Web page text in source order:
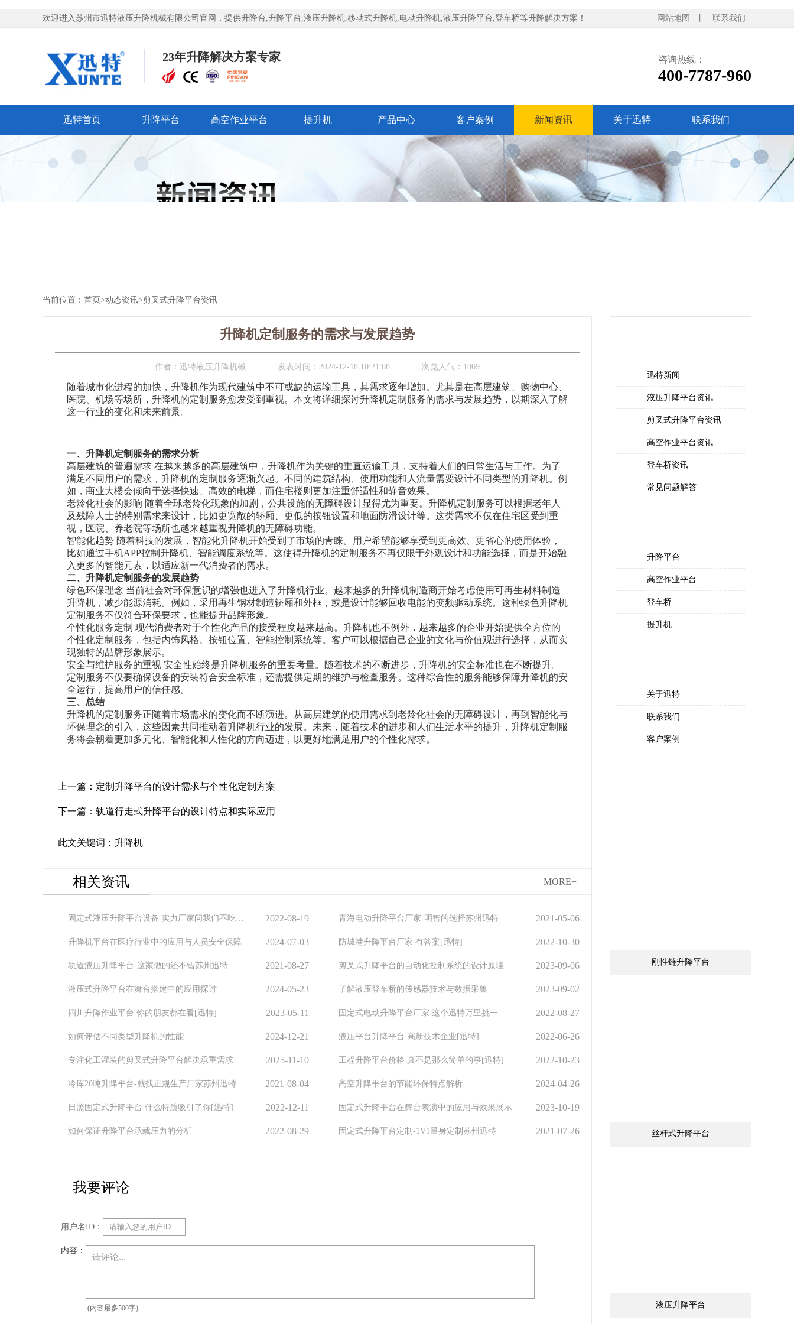
欢迎进入苏州市迅特液压升降机械有限公司官网，提供升降台,升降平台,液压升降机,移动式升降机,电动升降机,液压升降平台,登车桥等升降解决方案！ 网站地图 联系我们
23年升降解决方案专家 咨询热线：
400-7787-960
迅特首页 升降平台 高空作业平台 提升机 产品中心 客户案例 新闻资讯 关于迅特 联系我们
当前位置： 首页>动态资讯>剪叉式升降平台资讯
升降机定制服务的需求与发展趋势
作者： 迅特液压升降机械 发表时间： 2024-12-18 10:21:08 浏览人气： 1069
随着城市化进程的加快，升降机作为现代建筑中不可或缺的运输工具，其需求逐年增加。尤其是在高层建筑、购物中心、
医院、机场等场所，升降机的定制服务愈发受到重视。本文将详细探讨升降机定制服务的需求与发展趋势，以期深入了解
这一行业的变化和未来前景。
一、升降机定制服务的需求分析
高层建筑的普遍需求 在越来越多的高层建筑中，升降机作为关键的垂直运输工具，支持着人们的日常生活与工作。为了
满足不同用户的需求，升降机的定制服务逐渐兴起。不同的建筑结构、使用功能和人流量需要设计不同类型的升降机。例
如，商业大楼会倾向于选择快速、高效的电梯，而住宅楼则更加注重舒适性和静音效果。
老龄化社会的影响 随着全球老龄化现象的加剧，公共设施的无障碍设计显得尤为重要。升降机定制服务可以根据老年人
及残障人士的特别需求来设计，比如更宽敞的轿厢、更低的按钮设置和地面防滑设计等。这类需求不仅在住宅区受到重
视，医院、养老院等场所也越来越重视升降机的无障碍功能。
智能化趋势 随着科技的发展，智能化升降机开始受到了市场的青睐。用户希望能够享受到更高效、更省心的使用体验，
比如通过手机APP控制升降机、智能调度系统等。这使得升降机的定制服务不再仅限于外观设计和功能选择，而是开始融
入更多的智能元素，以适应新一代消费者的需求。
二、升降机定制服务的发展趋势
绿色环保理念 当前社会对环保意识的增强也进入了升降机行业。越来越多的升降机制造商开始考虑使用可再生材料制造
升降机，减少能源消耗。例如，采用再生钢材制造轿厢和外框，或是设计能够回收电能的变频驱动系统。这种绿色升降机
定制服务不仅符合环保要求，也能提升品牌形象。
个性化服务定制 现代消费者对于个性化产品的接受程度越来越高。升降机也不例外，越来越多的企业开始提供全方位的
个性化定制服务，包括内饰风格、按钮位置、智能控制系统等。客户可以根据自己企业的文化与价值观进行选择，从而实
现独特的品牌形象展示。
安全与维护服务的重视 安全性始终是升降机服务的重要考量。随着技术的不断进步，升降机的安全标准也在不断提升。
定制服务不仅要确保设备的安装符合安全标准，还需提供定期的维护与检查服务。这种综合性的服务能够保障升降机的安
全运行，提高用户的信任感。
三、总结
升降机的定制服务正随着市场需求的变化而不断演进。从高层建筑的使用需求到老龄化社会的无障碍设计，再到智能化与
环保理念的引入，这些因素共同推动着升降机行业的发展。未来，随着技术的进步和人们生活水平的提升，升降机定制服
务将会朝着更加多元化、智能化和人性化的方向迈进，以更好地满足用户的个性化需求。
上一篇： 定制升降平台的设计需求与个性化定制方案
下一篇： 轨道行走式升降平台的设计特点和实际应用
此文关键词： 升降机
相关资讯 MORE+
固定式液压升降平台设备 实力厂家问我们不吃亏
[迅特]
2022-08-19 青海电动升降平台厂家-明智的选择苏州迅特 2021-05-06
升降机平台在医疗行业中的应用与人员安全保障 2024-07-03 防城港升降平台厂家 有答案[迅特] 2022-10-30
轨道液压升降平台-这家做的还不错苏州迅特 2021-08-27 剪叉式升降平台的自动化控制系统的设计原理 2023-09-06
液压式升降平台在舞台搭建中的应用探讨 2024-05-23 了解液压登车桥的传感器技术与数据采集 2023-09-02
四川升降作业平台 你的朋友都在看[迅特] 2023-05-11 固定式电动升降平台厂家 这个迅特万里挑一 2022-08-27
如何评估不同类型升降机的性能 2024-12-21 液压平台升降平台 高新技术企业[迅特] 2022-06-26
专注化工灌装的剪叉式升降平台解决承重需求 2025-11-10 工程升降平台价格 真不是那么简单的事[迅特] 2022-10-23
冷库20吨升降平台-就找正规生产厂家苏州迅特 2021-08-04 高空升降平台的节能环保特点解析 2024-04-26
日照固定式升降平台 什么特质吸引了你[迅特] 2022-12-11 固定式升降平台在舞台表演中的应用与效果展示 2023-10-19
如何保证升降平台承载压力的分析 2022-08-29 固定式升降平台定制-1V1量身定制苏州迅特 2021-07-26
我要评论
用户名ID：
内容：
(内容最多500字)
迅特新闻
液压升降平台资讯
剪叉式升降平台资讯
高空作业平台资讯
登车桥资讯
常见问题解答
升降平台
高空作业平台
登车桥
提升机
关于迅特
联系我们
客户案例
刚性链升降平台
丝杆式升降平台
液压升降平台